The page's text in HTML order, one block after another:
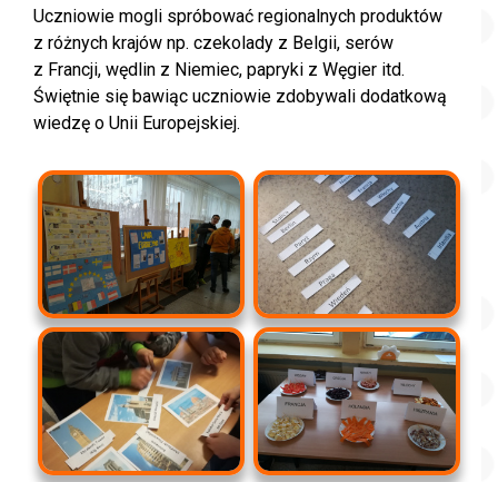
Uczniowie mogli spróbować regionalnych produktów
z różnych krajów np. czekolady z Belgii, serów
z Francji, wędlin z Niemiec, papryki z Węgier itd.
Świętnie się bawiąc uczniowie zdobywali dodatkową
wiedzę o Unii Europejskiej.